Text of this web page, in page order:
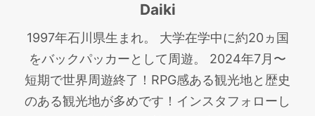
Daiki
1997年石川県生まれ。 大学在学中に約20ヵ国
をバックパッカーとして周遊。 2024年7月〜
短期で世界周遊終了！RPG感ある観光地と歴史
のある観光地が多めです！インスタフォローし